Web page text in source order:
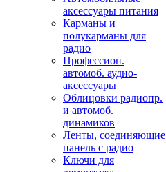
аксессуары питания
Карманы и
полукарманы для
радио
Профессион.
автомоб. аудио-
аксессуары
Облицовки радиопр.
и автомоб.
динамиков
Ленты, соединяющие
панель с радио
Ключи для